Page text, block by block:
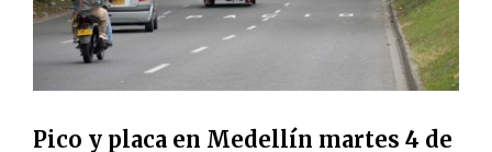
Pico y placa en Medellín martes 4 de